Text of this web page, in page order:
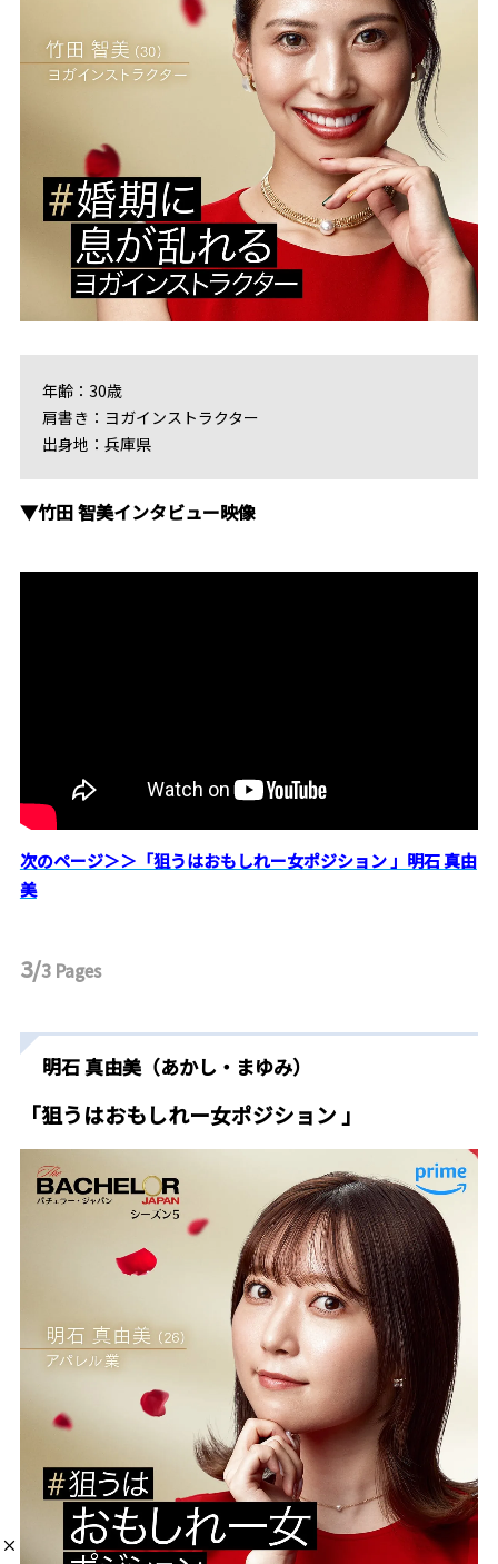
年齢：30歳
肩書き：ヨガインストラクター
出身地：兵庫県
▼竹田 智美インタビュー映像
次のページ＞＞「狙うはおもしれー女ポジション 」明石 真由
美
3/3 Pages
明石 真由美（あかし・まゆみ）
「狙うはおもしれー女ポジション 」